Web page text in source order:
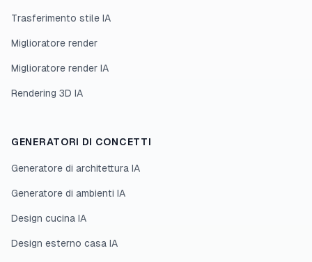
Trasferimento stile IA
Miglioratore render
Miglioratore render IA
Rendering 3D IA
GENERATORI DI CONCETTI
Generatore di architettura IA
Generatore di ambienti IA
Design cucina IA
Design esterno casa IA